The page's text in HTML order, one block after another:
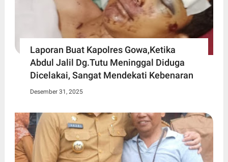
Laporan Buat Kapolres Gowa,Ketika
Abdul Jalil Dg.Tutu Meninggal Diduga
Dicelakai, Sangat Mendekati Kebenaran
Desember 31, 2025